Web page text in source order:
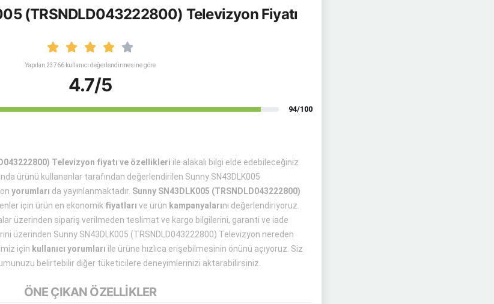
(TRSNDLD043222800) Televizyon Fiyatı
Yapılan 23766 kullanıcı değerlendirmesine göre
4.7/5
94/100
Televizyon fiyatı ve özellikleri ile alakalı bilgi elde edebileceğiniz
ürünü kullananlar tarafından değerlendirilen Sunny SN43DLK005
yorumları da yayınlanmaktadır. Sunny SN43DLK005 (TRSNDLD043222800)
için ürün en ekonomik fiyatları ve ürün kampanyalarını değerlendiriyoruz.
üzerinden sipariş verilmeden teslimat ve kargo bilgilerini, garanti ve iade
üzerinden Sunny SN43DLK005 (TRSNDLD043222800) Televizyon nereden
için kullanıcı yorumları ile ürüne hızlıca erişebilmesinin önünü açıyoruz. Siz
belirtebilir diğer tüketicilere deneyimlerinizi aktarabilirsiniz.
ÖNE ÇIKAN ÖZELLİKLER